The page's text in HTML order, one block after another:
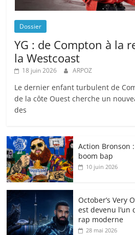
Dossier
YG : de Compton à la
la Westcoast
18 juin 2026 ARPOZ
Le dernier enfant turbulent de
de la côte Ouest cherche un
des
Action Bronson
boom bap
10 juin 2026
October’s Very
est devenu
rap moderne
28 mai 2026